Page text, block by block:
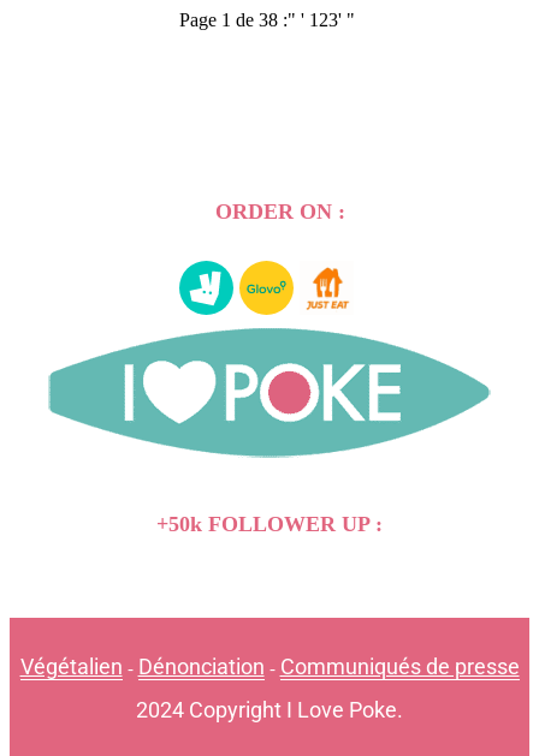
Page 1 de 38 :" ' 1 23' "
ORDER ON :
+50k FOLLOWER UP :
Végétalien - Dénonciation - Communiqués de presse
2024 Copyright I Love Poke.